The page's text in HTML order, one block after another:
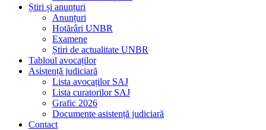
Știri și anunțuri
Anunțuri
Hotărâri UNBR
Examene
Știri de actualitate UNBR
Tabloul avocaților
Asistență judiciară
Lista avocaților SAJ
Lista curatorilor SAJ
Grafic 2026
Documente asistență judiciară
Contact